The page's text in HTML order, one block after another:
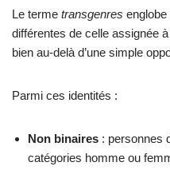
Le terme transgenres englobe
différentes de celle assignée
bien au-delà d’une simple
Parmi ces identités :
Non binaires : personnes
catégories homme ou